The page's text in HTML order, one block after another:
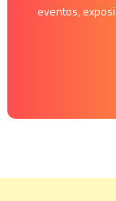
eventos,